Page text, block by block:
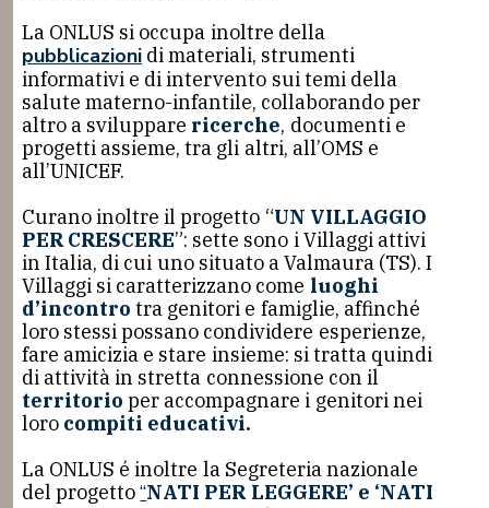
La ONLUS si occupa inoltre della
pubblicazioni di materiali, strumenti
informativi e di intervento sui temi della
salute materno-infantile, collaborando per
altro a sviluppare ricerche, documenti e
progetti assieme, tra gli altri, all’OMS e
all’UNICEF.
Curano inoltre il progetto “UN VILLAGGIO
PER CRESCERE”: sette sono i Villaggi attivi
in Italia, di cui uno situato a Valmaura (TS). I
Villaggi si caratterizzano come luoghi
d’incontro tra genitori e famiglie, affinché
loro stessi possano condividere esperienze,
fare amicizia e stare insieme: si tratta quindi
di attività in stretta connessione con il
territorio per accompagnare i genitori nei
loro compiti educativi.
La ONLUS é inoltre la Segreteria nazionale
del progetto“NATI PER LEGGERE’ e ‘NATI